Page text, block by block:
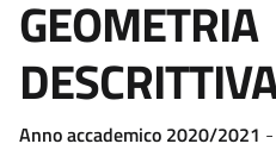
GEOMETRIA
Anno accademico 2020/2021